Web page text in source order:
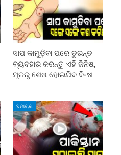
ସାପ କାମୁଡ଼ିବା ପରେ ତୁରନ୍ତ
ବ୍ୟବହାର କରନ୍ତୁ ଏହି ଜିନିଷ,
ମୂଳରୁ ଶେଷ ହୋଇଯିବ ବି-ଷ
ସମାଚାର